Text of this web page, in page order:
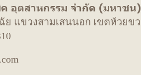
อุตสาหกรรม จำกัด (มหาชน)
ย แขวงสามเสนนอก เขตห้วยขว